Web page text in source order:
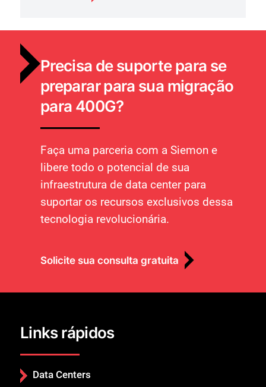
Precisa de suporte para se
preparar para sua migração
para 400G?
Faça uma parceria com a Siemon e
libere todo o potencial de sua
infraestrutura de data center para
suportar os recursos exclusivos dessa
tecnologia revolucionária.
Solicite sua consulta gratuita
Links rápidos
Data Centers